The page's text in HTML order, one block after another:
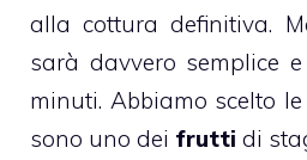
alla cottura definitiva.
sarà davvero semplice
minuti. Abbiamo scelto le
sono uno dei frutti di